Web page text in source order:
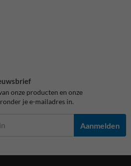
onze producten en onze
je e-mailadres in.
Aanmelden